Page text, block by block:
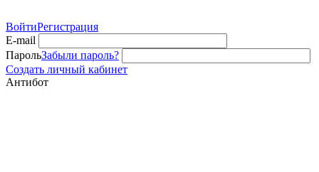
ВойтиРегистрация
E-mail
ПарольЗабыли пароль?
Создать личный кабинет
Антибот